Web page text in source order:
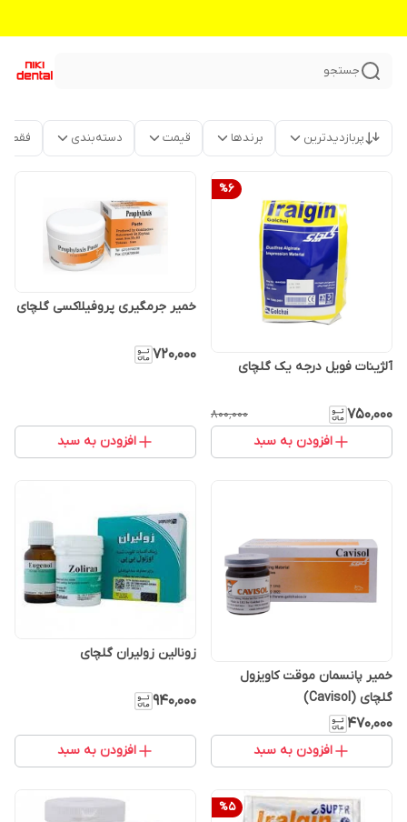
جستجو
پربازدیدترین برندها قیمت دسته‌بندی فقط
%6
آلژینات فویل درجه یک گلچای
۷۵۰٬۰۰۰ ۸۰۰٬۰۰۰
افزودن به سبد
خمیر جرمگیری پروفیلاکسی گلچای
۷۲۰٬۰۰۰
افزودن به سبد
خمیر پانسمان موقت کاویزول
گلچای (Cavisol)
۴۷۰٬۰۰۰
افزودن به سبد
زونالین زولیران گلچای
۹۴۰٬۰۰۰
افزودن به سبد
%5